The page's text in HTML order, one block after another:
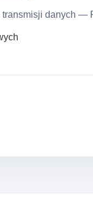
danych